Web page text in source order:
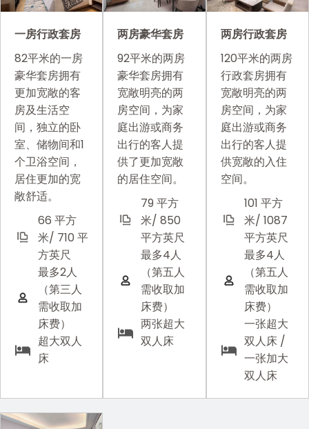
一房行政套房
82平米的一房
豪华套房拥有
更加宽敞的客
房及生活空
间，独立的卧
室、储物间和1
个卫浴空间，
居住更加的宽
敞舒适。
66 平方
米/ 710 平
方英尺
最多2人
（第三人
需收取加
床费）
超大双人
床
两房豪华套房
92平米的两房
豪华套房拥有
宽敞明亮的两
房空间，为家
庭出游或商务
出行的客人提
供了更加宽敞
的居住空间。
79 平方
米/ 850
平方英尺
最多4人
（第五人
需收取加
床费）
两张超大
双人床
两房行政套房
120平米的两房
行政套房拥有
宽敞明亮的两
房空间，为家
庭出游或商务
出行的客人提
供宽敞的入住
空间。
101 平方
米/ 1087
平方英尺
最多4人
（第五人
需收取加
床费）
一张超大
双人床 /
一张加大
双人床